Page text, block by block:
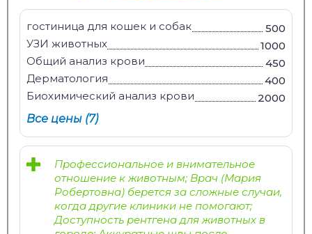
гостиница для кошек и собак
500
УЗИ животных
1000
Общий анализ крови
450
Дерматология
400
Биохимический анализ крови
2000
Все цены (7)
Профессиональное и внимательное
отношение к животным; Врач (Мария
Робертовна) берется за сложные случаи,
когда другие клиники не помогают;
Доступность рентгена для животных в